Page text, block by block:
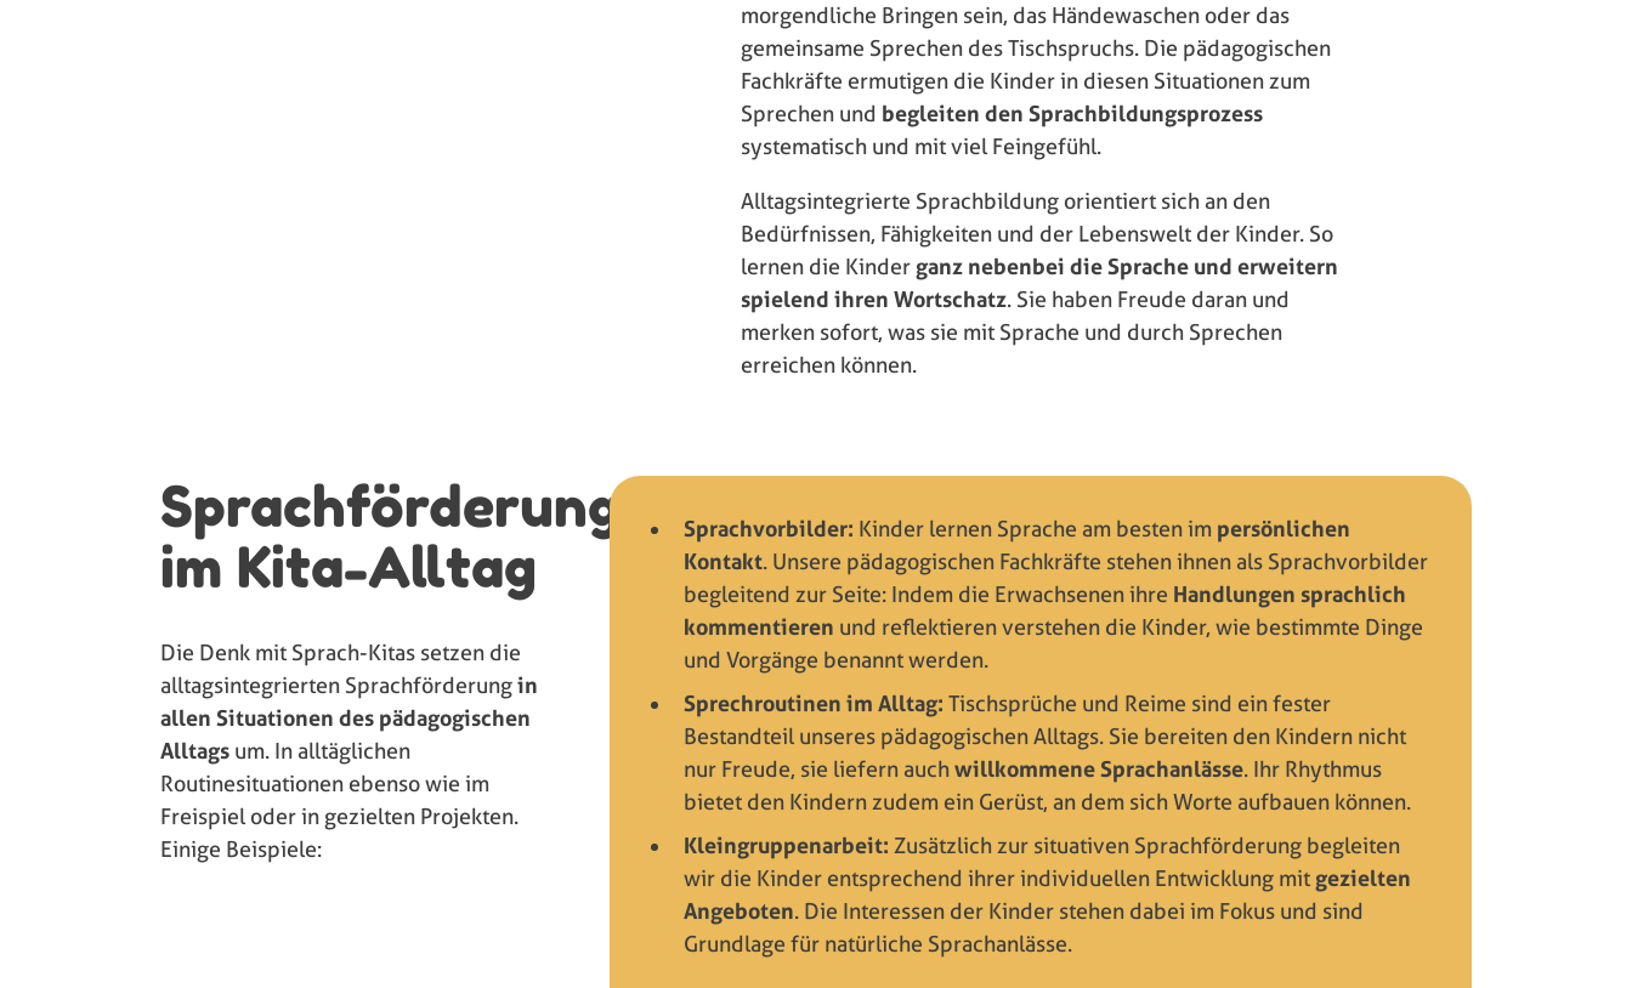
morgendliche Bringen sein, das Händewaschen oder das
gemeinsame Sprechen des Tischspruchs. Die pädagogischen
Fachkräfte ermutigen die Kinder in diesen Situationen zum
Sprechen und begleiten den Sprachbildungsprozess
systematisch und mit viel Feingefühl.
Alltagsintegrierte Sprachbildung orientiert sich an den
Bedürfnissen, Fähigkeiten und der Lebenswelt der Kinder. So
lernen die Kinderganz nebenbei die Sprache und erweitern
spielend ihren Wortschatz. Sie haben Freude daran und
merken sofort, was sie mit Sprache und durch Sprechen
erreichen können.
Sprachförderung
im Kita-Alltag
Die Denk mit Sprach-Kitas setzen die
alltagsintegrierten Sprachförderungin
allen Situationen des pädagogischen
Alltags um. In alltäglichen
Routinesituationen ebenso wie im
Freispiel oder in gezielten Projekten.
Einige Beispiele:
Sprachvorbilder: Kinder lernen Sprache am besten im persönlichen
Kontakt. Unsere pädagogischen Fachkräfte stehen ihnen als Sprachvorbilder
begleitend zur Seite: Indem die Erwachsenen ihre Handlungen sprachlich
kommentieren und reflektieren verstehen die Kinder, wie bestimmte Dinge
und Vorgänge benannt werden.
Sprechroutinen im Alltag: Tischsprüche und Reime sind ein fester
Bestandteil unseres pädagogischen Alltags. Sie bereiten den Kindern nicht
nur Freude, sie liefern auchwillkommene Sprachanlässe. Ihr Rhythmus
bietet den Kindern zudem ein Gerüst, an dem sich Worte aufbauen können.
Kleingruppenarbeit: Zusätzlich zur situativen Sprachförderung begleiten
wir die Kinder entsprechend ihrer individuellen Entwicklung mit gezielten
Angeboten. Die Interessen der Kinder stehen dabei im Fokus und sind
Grundlage für natürliche Sprachanlässe.